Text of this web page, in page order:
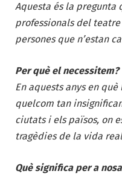
Aquesta és la pregunta
professionals del
persones que n’estan
Per què el necessitem?
En aquests anys en
quelcom tan
ciutats i els països, on
tragèdies de la vida
Què significa per a